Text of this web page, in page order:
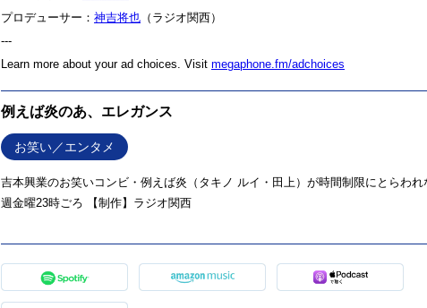
プロデューサー： ⁠⁠⁠⁠⁠⁠⁠⁠⁠⁠⁠⁠⁠⁠⁠⁠⁠⁠⁠⁠⁠⁠⁠⁠⁠⁠⁠⁠⁠⁠⁠⁠⁠⁠⁠⁠⁠⁠⁠⁠⁠⁠⁠⁠⁠神吉将也⁠⁠⁠⁠⁠⁠⁠⁠⁠⁠⁠⁠⁠⁠⁠⁠⁠⁠⁠⁠⁠⁠⁠⁠⁠⁠⁠⁠⁠⁠⁠⁠⁠⁠⁠⁠⁠⁠⁠⁠⁠⁠⁠⁠⁠ （ラジオ関西）
---
Learn more about your ad choices. Visit megaphone.fm/adchoices
例えば炎のあ、エレガンス
お笑い／エンタメ
吉本興業のお笑いコンビ・例えば炎（タキノ ルイ・田上）が時間制限にとらわ
週金曜23時ごろ 【制作】ラジオ関西